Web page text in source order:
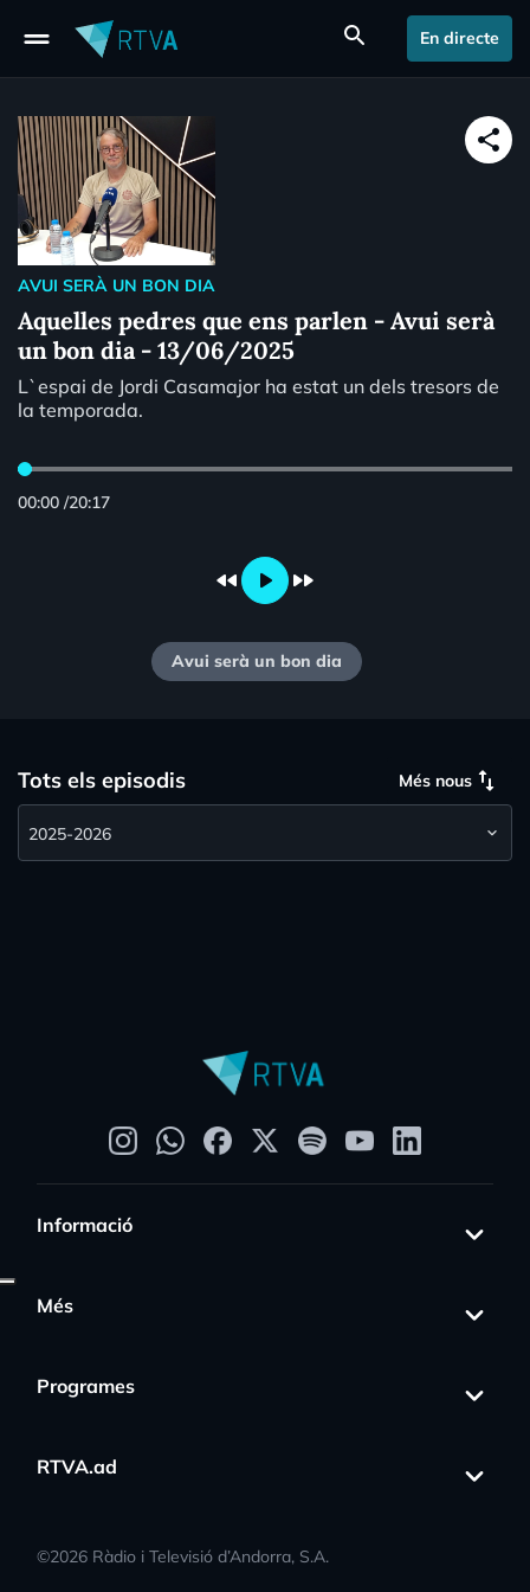
drag_handle search En directe
share
AVUI SERÀ UN BON DIA
Aquelles pedres que ens parlen - Avui serà
un bon dia - 13/06/2025
L`espai de Jordi Casamajor ha estat un dels tresors de
la temporada.
00:00 /20:17
fast_rewind play_arrow fast_forward
Avui serà un bon dia
Tots els episodis Més nous swap_vert
Informació
Més
Programes
RTVA.ad
©2026 Ràdio i Televisió d’Andorra, S.A.